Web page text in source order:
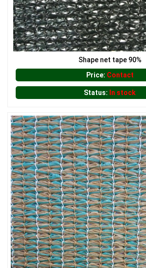
LƯỚI HÀNG RÀO HÌNH
Shape net tape 90%
Price: Contact
Status: In stock